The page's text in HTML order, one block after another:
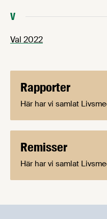
V
Val 2022
Rapporter
Här har vi samlat
Remisser
Här har vi samlat